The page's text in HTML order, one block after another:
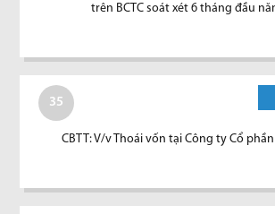
trên BCTC soát xét 6 tháng đầu
35
CBTT: V/v Thoái vốn tại Công ty Cổ